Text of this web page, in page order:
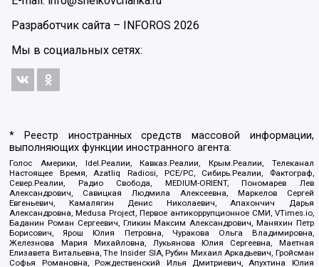
Разработчик сайта –
INFOROS 2026
Мы в социальных сетях:
* Реестр иностранных средств массовой информации,
выполняющих функции иностранного агента:
Голос Америки, Idel.Реалии, Кавказ.Реалии, Крым.Реалии, Телеканал
Настоящее Время, Azatliq Radiosi, PCE/PC, Сибирь.Реалии, Фактограф,
Север.Реалии, Радио Свобода, MEDIUM-ORIENT, Пономарев Лев
Александрович, Савицкая Людмила Алексеевна, Маркелов Сергей
Евгеньевич, Камалягин Денис Николаевич, Апахончич Дарья
Александровна, Medusa Project, Первое антикоррупционное СМИ, VTimes.io,
Баданин Роман Сергеевич, Гликин Максим Александрович, Маняхин Петр
Борисович, Ярош Юлия Петровна, Чуракова Ольга Владимировна,
Железнова Мария Михайловна, Лукьянова Юлия Сергеевна, Маетная
Елизавета Витальевна, The Insider SIA, Рубин Михаил Аркадьевич, Гройсман
Софья Романовна, Рождественский Илья Дмитриевич, Апухтина Юлия